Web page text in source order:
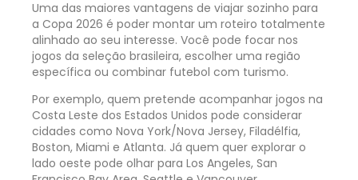
Uma das maiores vantagens de viajar sozinho para
a Copa 2026 é poder montar um roteiro totalmente
alinhado ao seu interesse. Você pode focar nos
jogos da seleção brasileira, escolher uma região
específica ou combinar futebol com turismo.
Por exemplo, quem pretende acompanhar jogos na
Costa Leste dos Estados Unidos pode considerar
cidades como Nova York/Nova Jersey, Filadélfia,
Boston, Miami e Atlanta. Já quem quer explorar o
lado oeste pode olhar para Los Angeles, San